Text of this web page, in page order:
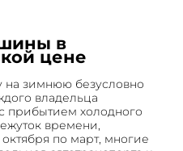
в
цене
на зимнюю безусловно
владельца
прибытием холодного
времени,
по март, многие